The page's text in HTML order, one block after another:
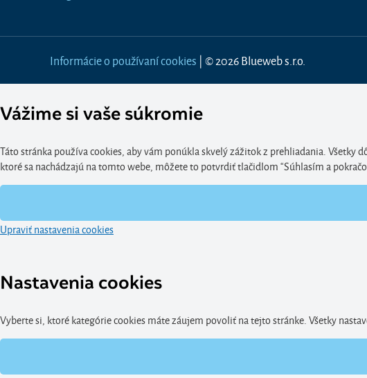
Informácie o používaní cookies | © 2026 Blueweb s.r.o.
Vážime si vaše súkromie
Táto stránka používa cookies, aby vám ponúkla skvelý zážitok z prehliadania.
ktoré sa nachádzajú na tomto webe, môžete to potvrdiť tlačidlom “Súhlasím a
Upraviť nastavenia cookies
Nastavenia cookies
Vyberte si, ktoré kategórie cookies máte záujem povoliť na tejto stránke. Všetky